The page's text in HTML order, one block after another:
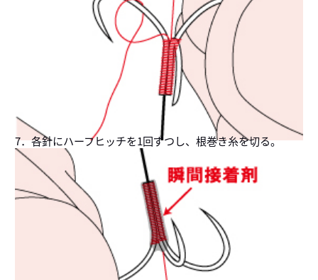
7．各針にハーフヒッチを1回ずつし、根巻き糸を切る。